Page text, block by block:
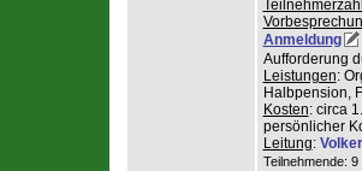
Anmeldung
Aufforderung
Leistungen:
Halbpension,
Kosten: circa
persönlicher
Leitung:
Teilnehmende: